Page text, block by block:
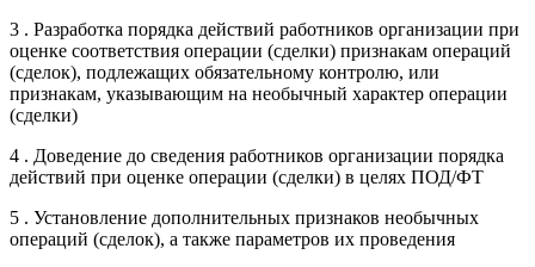
3 . Разработка порядка действий работников организации при
оценке соответствия операции (сделки) признакам операций
(сделок), подлежащих обязательному контролю, или
признакам, указывающим на необычный характер операции
(сделки)
4 . Доведение до сведения работников организации порядка
действий при оценке операции (сделки) в целях ПОД/ФТ
5 . Установление дополнительных признаков необычных
операций (сделок), а также параметров их проведения